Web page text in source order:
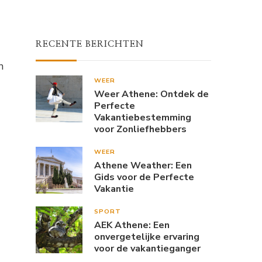
RECENTE BERICHTEN
WEER
Weer Athene: Ontdek de
Perfecte
Vakantiebestemming
voor Zonliefhebbers
WEER
Athene Weather: Een
Gids voor de Perfecte
Vakantie
SPORT
AEK Athene: Een
onvergetelijke ervaring
voor de vakantieganger